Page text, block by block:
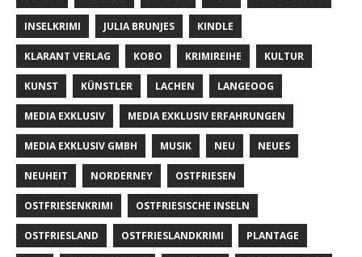
INSELKRIMI JULIA BRUNJES KINDLE
KLARANT VERLAG KOBO KRIMIREIHE KULTUR
KUNST KÜNSTLER LACHEN LANGEOOG
MEDIA EXKLUSIV MEDIA EXKLUSIV ERFAHRUNGEN
MEDIA EXKLUSIV GMBH MUSIK NEU NEUES
NEUHEIT NORDERNEY OSTFRIESEN
OSTFRIESENKRIMI OSTFRIESISCHE INSELN
OSTFRIESLAND OSTFRIESLANDKRIMI PLANTAGE